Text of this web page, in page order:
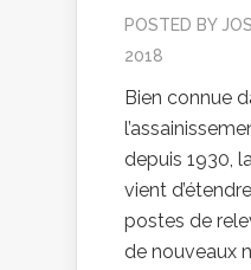
POSTED BY
2018
Bien connue
depuis 1930,
vient
postes de
de nouveaux